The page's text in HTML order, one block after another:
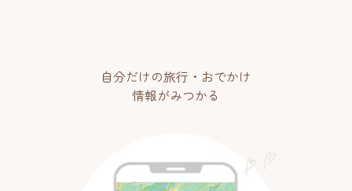
自分だけの旅行・おでかけ
情報がみつかる